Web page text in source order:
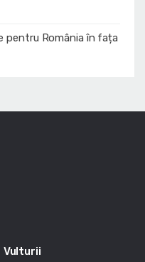
pentru România în fața
Vulturii